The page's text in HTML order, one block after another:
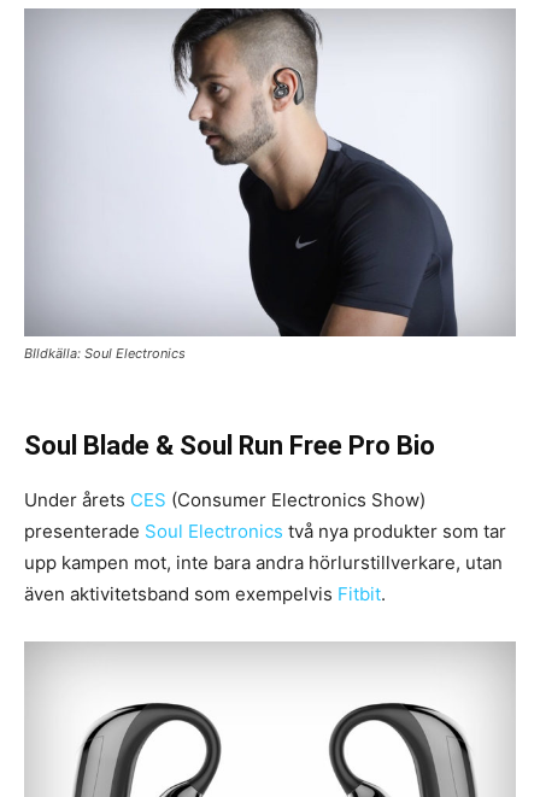
BIldkälla: Soul Electronics
Soul Blade & Soul Run Free Pro Bio
Under årets CES (Consumer Electronics Show)
presenterade Soul Electronics två nya produkter som tar
upp kampen mot, inte bara andra hörlurstillverkare, utan
även aktivitetsband som exempelvis Fitbit.